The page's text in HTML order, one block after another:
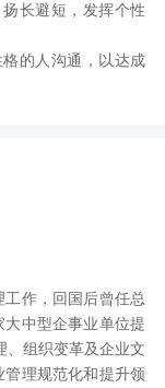
长避短，发挥个性
的人沟通，以达成
工作，回国后曾任总
中型企事业单位提
、组织变革及企业文
理规范化和提升领